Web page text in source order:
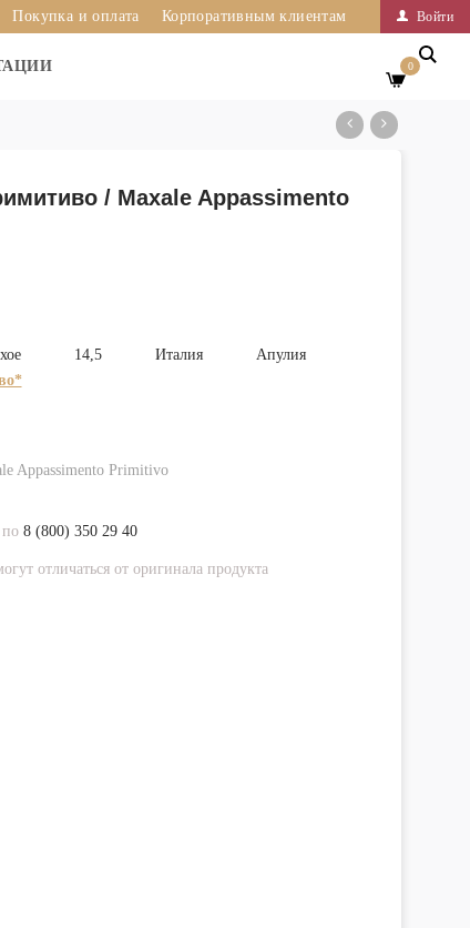
Войти
Покупка и оплата Корпоративным клиентам
0
/ Maxale Appassimento
14,5 Италия Апулия
Appassimento Primitivo
по 8 (800) 350 29 40
отличаться от оригинала продукта